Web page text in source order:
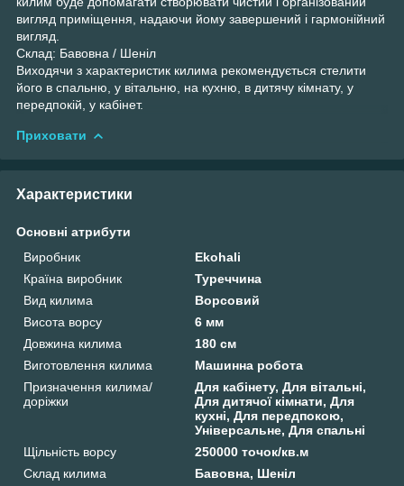
вигляд приміщення, надаючи йому завершений і гармонійний
вигляд.
Склад: Бавовна / Шеніл
Виходячи з характеристик килима рекомендується стелити
його в спальню, у вітальню, на кухню, в дитячу кімнату, у
передпокій, у кабінет.
Приховати
Характеристики
Основні атрибути
Виробник
Ekohali
Країна виробник
Туреччина
Вид килима
Ворсовий
Висота ворсу
6 мм
Довжина килима
180 см
Виготовлення килима
Машинна робота
Призначення килима/
доріжки
Для кабінету, Для вітальні,
Для дитячої кімнати, Для
кухні, Для передпокою,
Універсальне, Для спальні
Щільність ворсу
250000 точок/кв.м
Склад килима
Бавовна, Шеніл